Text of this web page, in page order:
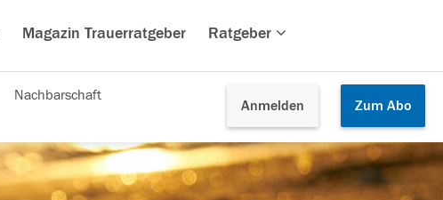
Magazin Trauerratgeber Ratgeber
Anmelden Zum Abo
Nachbarschaft